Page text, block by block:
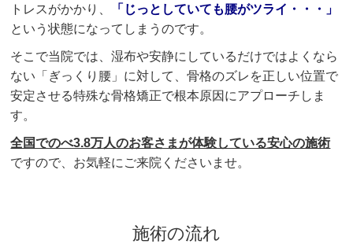
トレスがかかり、
「じっとしていても腰がツライ・・・」
という状態になってしまうのです。
そこで当院では、湿布や安静にしているだけではよくなら
ない「ぎっくり腰」に対して、骨格のズレを正しい位置で
安定させる特殊な骨格矯正で根本原因にアプローチしま
す。
全国でのべ3.8万人のお客さまが体験している安心の施術
ですので、お気軽にご来院くださいませ。
施術の流れ